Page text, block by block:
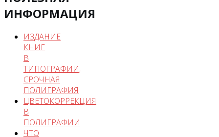
ИНФОРМАЦИЯ
ИЗДАНИЕ
КНИГ
В
ТИПОГРАФИИ,
СРОЧНАЯ
ПОЛИГРАФИЯ
ЦВЕТОКОРРЕКЦИЯ
В
ПОЛИГРАФИИ
ЧТО